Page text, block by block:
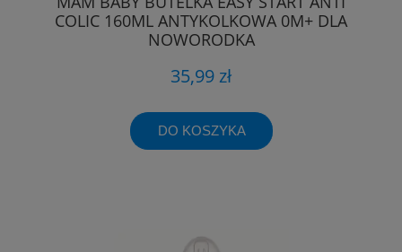
COLIC 160ML ANTYKOLKOWA 0M+ DLA
NOWORODKA
35,99 zł
DO KOSZYKA